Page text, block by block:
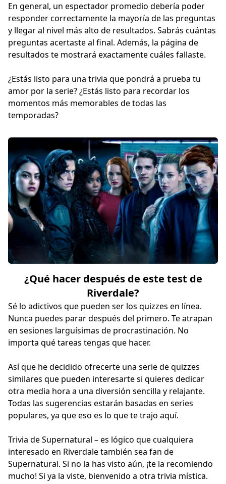
En general, un espectador promedio debería poder
responder correctamente la mayoría de las preguntas
y llegar al nivel más alto de resultados. Sabrás cuántas
preguntas acertaste al final. Además, la página de
resultados te mostrará exactamente cuáles fallaste.
¿Estás listo para una trivia que pondrá a prueba tu
amor por la serie? ¿Estás listo para recordar los
momentos más memorables de todas las
temporadas?
¿Qué hacer después de este test de
Riverdale?
Sé lo adictivos que pueden ser los quizzes en línea.
Nunca puedes parar después del primero. Te atrapan
en sesiones larguísimas de procrastinación. No
importa qué tareas tengas que hacer.
Así que he decidido ofrecerte una serie de quizzes
similares que pueden interesarte si quieres dedicar
otra media hora a una diversión sencilla y relajante.
Todas las sugerencias estarán basadas en series
populares, ya que eso es lo que te trajo aquí.
Trivia de Supernatural – es lógico que cualquiera
interesado en Riverdale también sea fan de
Supernatural. Si no la has visto aún, ¡te la recomiendo
mucho! Si ya la viste, bienvenido a otra trivia mística.